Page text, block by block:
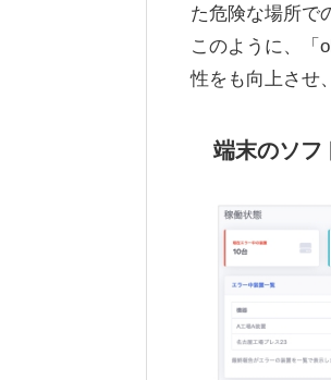
た危険な場所で
このように、「
性をも向上させ
端末のソフ